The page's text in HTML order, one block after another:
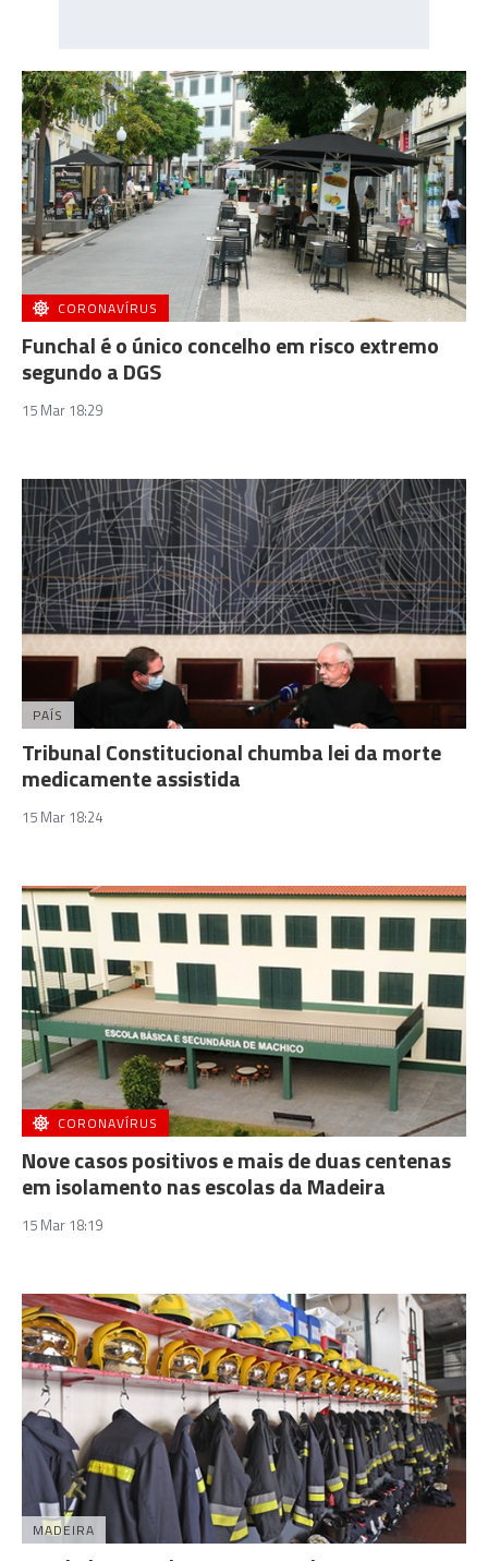
CORONAVÍRUS
Funchal é o único concelho em risco extremo
segundo a DGS
15 Mar 18:29
PAÍS
Tribunal Constitucional chumba lei da morte
medicamente assistida
15 Mar 18:24
CORONAVÍRUS
Nove casos positivos e mais de duas centenas
em isolamento nas escolas da Madeira
15 Mar 18:19
MADEIRA